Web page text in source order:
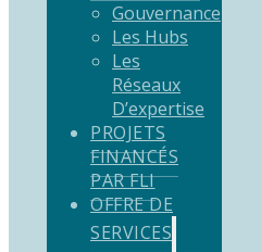
Gouvernance
Les Hubs
Les
Réseaux
D’expertise
PROJETS
FINANCÉS
PAR FLI
OFFRE DE
SERVICES